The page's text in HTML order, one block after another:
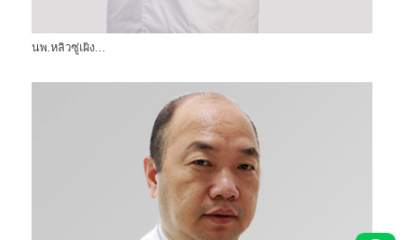
นพ.หลิวซู่เผิง...